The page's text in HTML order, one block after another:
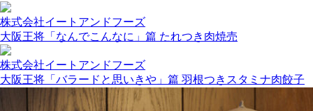
株式会社イートアンドフーズ
大阪王将「なんでこんなに」篇 たれつき肉焼売
株式会社イートアンドフーズ
大阪王将「バラードと思いきや」篇 羽根つきスタミナ肉餃子